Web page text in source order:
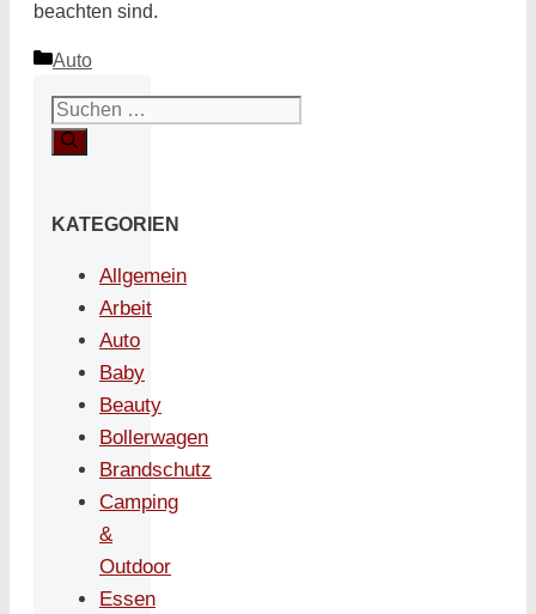
beachten sind.
Kategorien
Auto
Suchen
nach:
KATEGORIEN
Allgemein
Arbeit
Auto
Baby
Beauty
Bollerwagen
Brandschutz
Camping
&
Outdoor
Essen